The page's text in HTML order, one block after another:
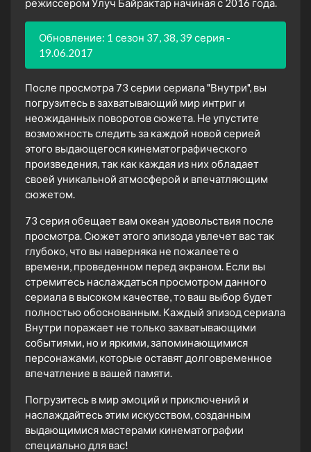
режиссером Улуч Байрактар начиная с 2016 года.
Обновление: 1 сезон 37, 38, 39 серия -
19.06.2017
После просмотра 73 серии сериала "Внутри", вы
погрузитесь в захватывающий мир интриг и
неожиданных поворотов сюжета. Не упустите
возможность следить за каждой новой серией
этого выдающегося кинематографического
произведения, так как каждая из них обладает
своей уникальной атмосферой и впечатляющим
сюжетом.
73 серия обещает вам океан удовольствия после
просмотра. Сюжет этого эпизода увлечет вас так
глубоко, что вы наверняка не пожалеете о
времени, проведенном перед экраном. Если вы
стремитесь наслаждаться просмотром данного
сериала в высоком качестве, то ваш выбор будет
полностью обоснованным. Каждый эпизод сериала
Внутри поражает не только захватывающими
событиями, но и яркими, запоминающимися
персонажами, которые оставят долговременное
впечатление в вашей памяти.
Погрузитесь в мир эмоций и приключений и
наслаждайтесь этим искусством, созданным
выдающимися мастерами кинематографии
специально для вас!